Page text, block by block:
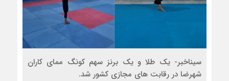
سیناخبر- یک طلا و یک برنز سهم کونگ ممای کاران
شهرضا در رقابت های مجازی کشور شد.